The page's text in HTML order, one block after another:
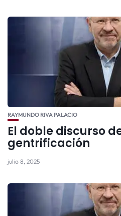
RAYMUNDO RIVA PALACIO
El doble discurso
gentrificación
julio 8, 2025